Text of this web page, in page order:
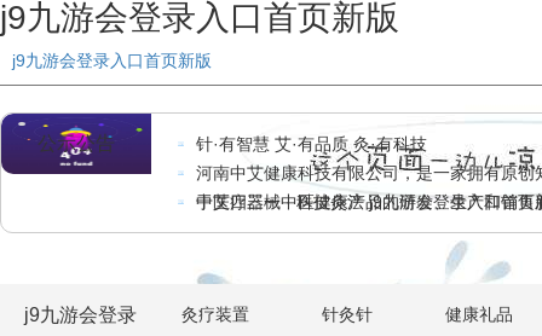
j9九游会登录入口首页新版
j9九游会登录入口首页新版
公示公告
针·有智慧 艾·有品质 灸·有科技
河南中艾健康科技有限公司，是一家拥有原
于医疗器械中医健康产品的研发、生产和销
备、医护人员防护用品 、手术室感染控
中艾四三一 · 科技灸法 j9九游会登录入口首页
j9九游会登录 灸疗装置 针灸针 健康礼品